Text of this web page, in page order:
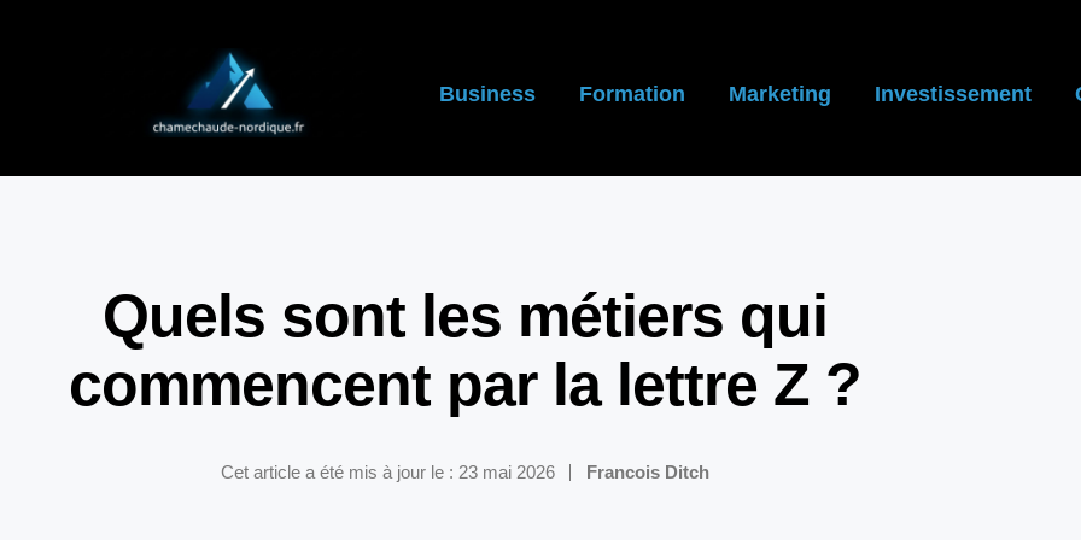
Business Formation Marketing Investissement
Quels sont les métiers qui
commencent par la lettre Z ?
Cet article a été mis à jour le : 23 mai 2026 Francois Ditch